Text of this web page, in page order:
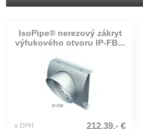
IsoPipe® nerezový zákryt
výfukového otvoru IP-FB...
s DPH 212.39,- €